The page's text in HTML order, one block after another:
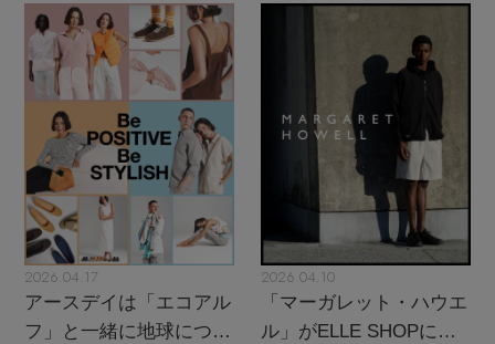
ター」に注目
2026.04.17
アースデイは「エコアル
フ」と一緒に地球につい
2026.04.10
「マーガレット・ハウエ
ル」がELLE SHOPにカ